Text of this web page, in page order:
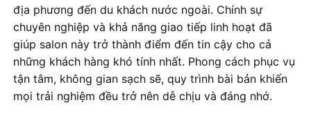
địa phương đến du khách nước ngoài. Chính sự
chuyên nghiệp và khả năng giao tiếp linh hoạt đã
giúp salon này trở thành điểm đến tin cậy cho cả
những khách hàng khó tính nhất. Phong cách phục vụ
tận tâm, không gian sạch sẽ, quy trình bài bản khiến
mọi trải nghiệm đều trở nên dễ chịu và đáng nhớ.